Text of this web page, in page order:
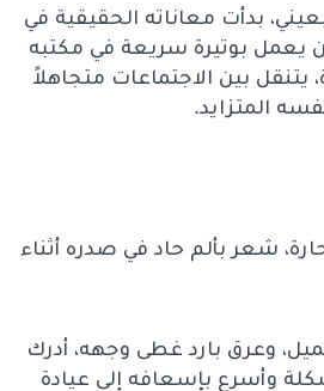
بدأت معاناته الحقيقية في
يعمل بوتيرة سريعة في مكتبه
يتنقل بين الاجتماعات متجاهلاً
المتزايد.
شعر بألم حاد في صدره أثناء
وعرق بارد غطى وجهه، أدرك
وأسرع بإسعافه إلى عيادة